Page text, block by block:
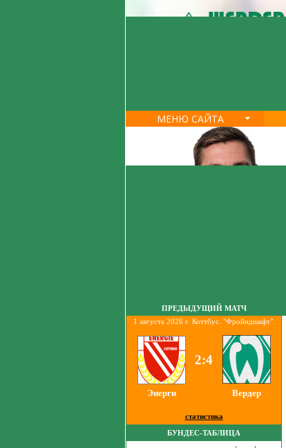
МЕНЮ САЙТА
ПРЕДЫДУЩИЙ МАТЧ
1 августа 2026 г. Коттбус. "Фройндшафт".
2:4
Энерги Вердер
статистика
БУНДЕС-ТАБЛИЦА